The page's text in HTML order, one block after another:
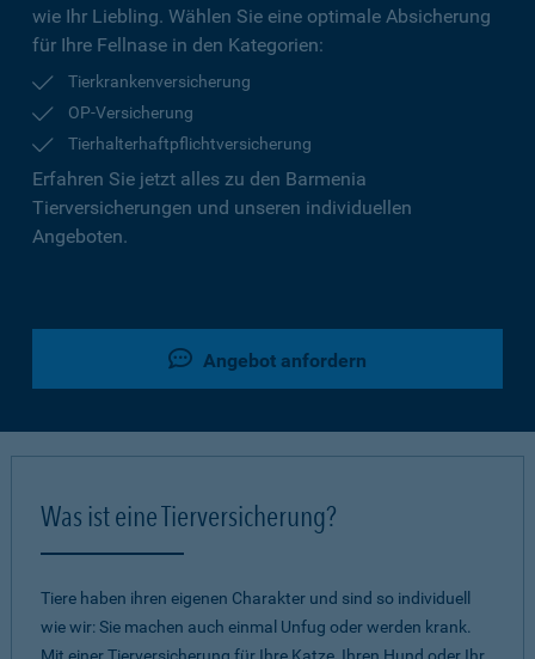
wie Ihr Liebling. Wählen Sie eine optimale Absicherung
für Ihre Fellnase in den Kategorien:
Tierkrankenversicherung
OP-Versicherung
Tierhalterhaftpflichtversicherung
Erfahren Sie jetzt alles zu den Barmenia
Tierversicherungen und unseren individuellen
Angeboten.
Angebot anfordern
Was ist eine Tierversicherung?
Tiere haben ihren eigenen Charakter und sind so individuell
wie wir: Sie machen auch einmal Unfug oder werden krank.